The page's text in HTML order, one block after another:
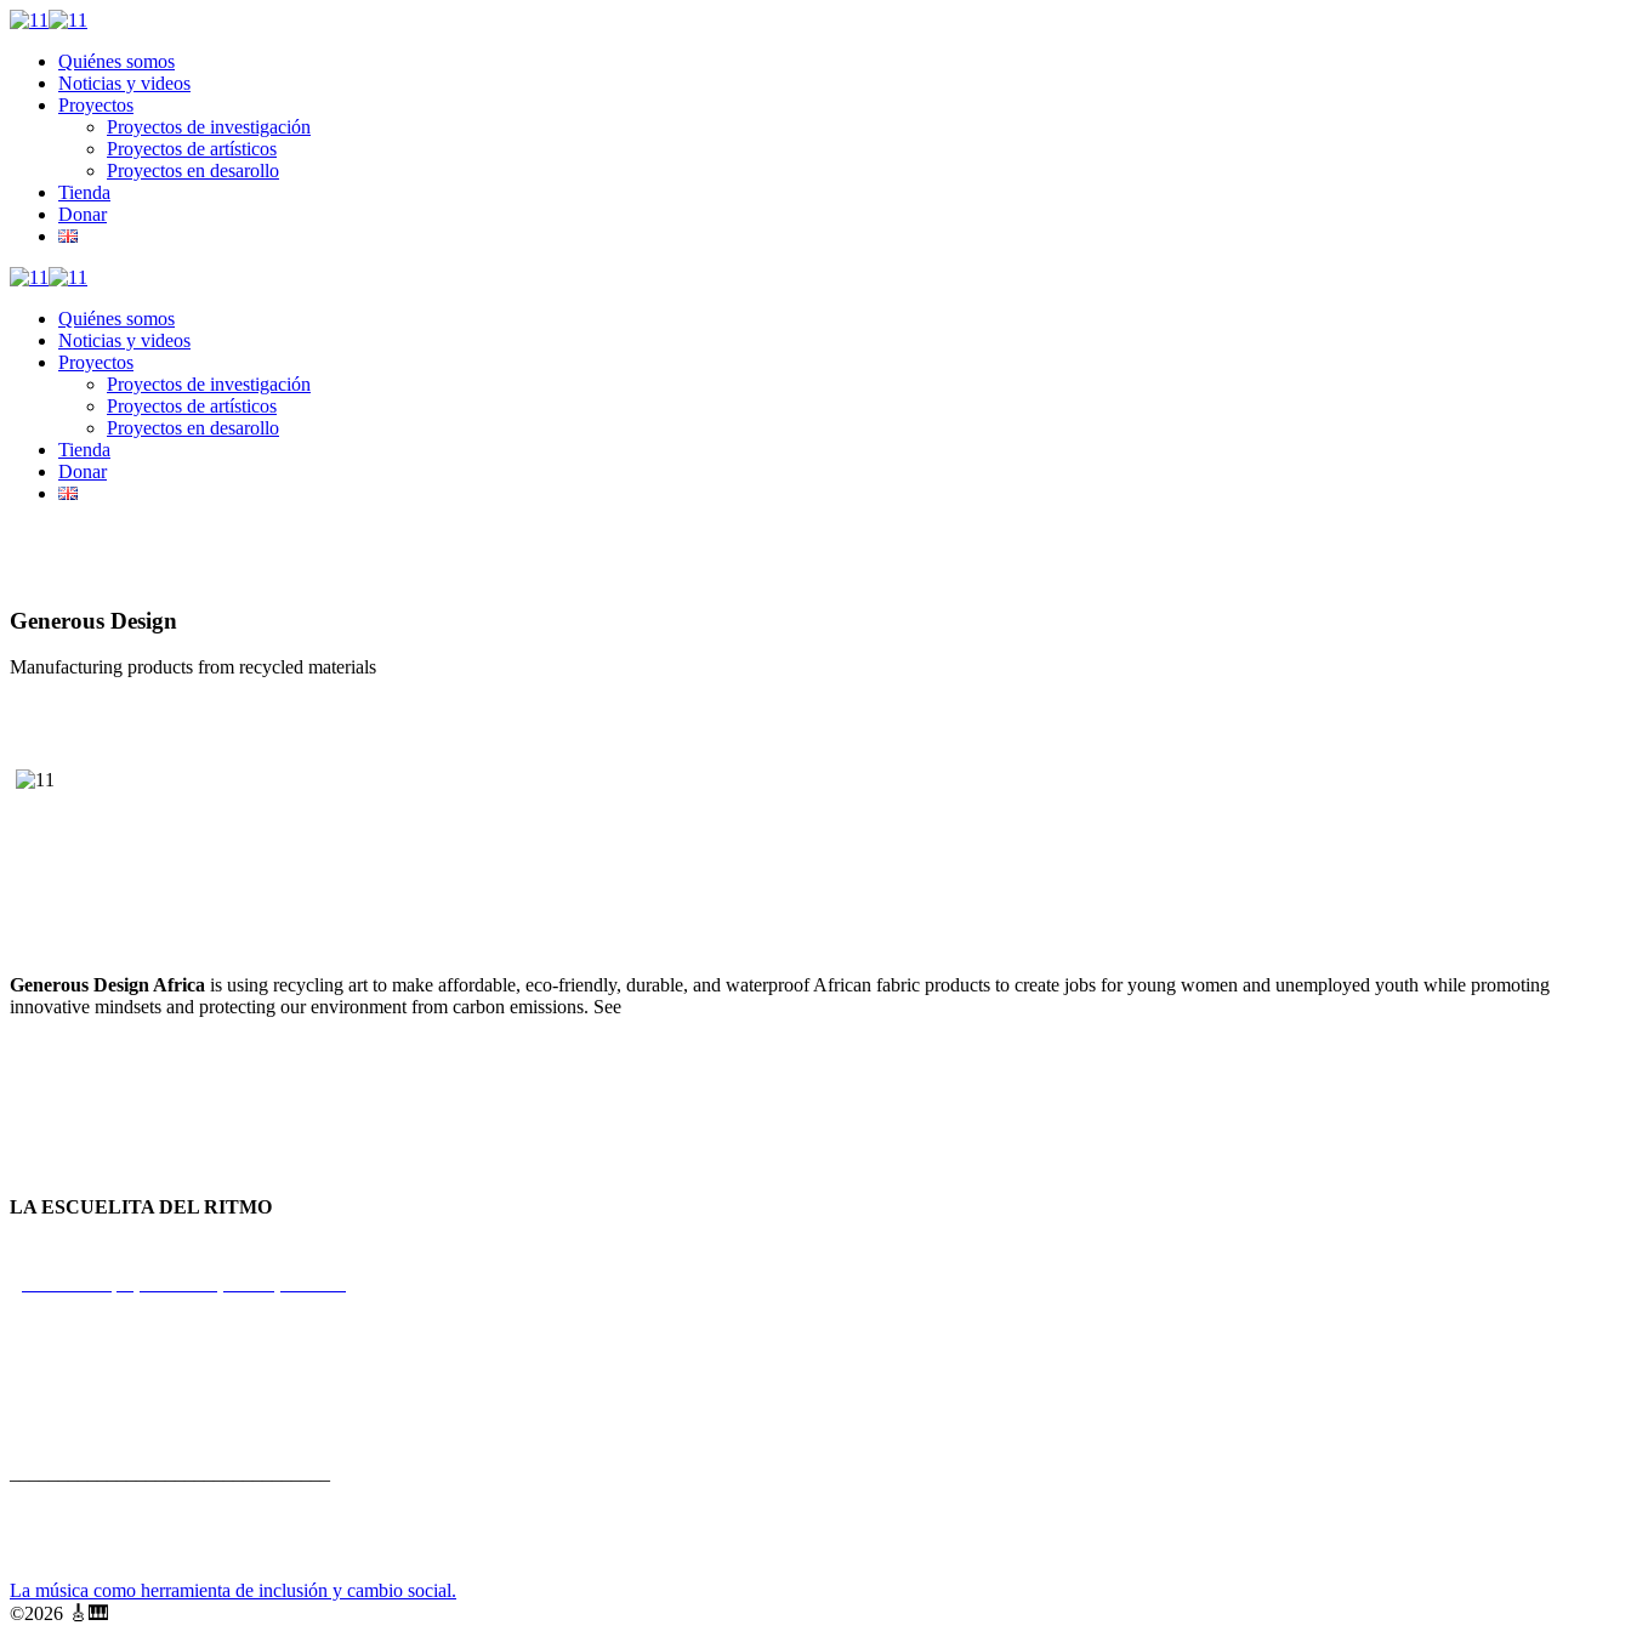
Quiénes somos
Noticias y videos
Proyectos
Proyectos de investigación
Proyectos de artísticos
Proyectos en desarollo
Tienda
Donar
Quiénes somos
Noticias y videos
Proyectos
Proyectos de investigación
Proyectos de artísticos
Proyectos en desarollo
Tienda
Donar
Generous Design
Manufacturing products from recycled materials
Generous Design Africa is using recycling art to make affordable, eco-friendly, durable, and waterproof African fabric products to create jobs for young women and unemployed youth while promoting
innovative mindsets and protecting our environment from carbon emissions. See
LA ESCUELITA DEL RITMO
La música como herramienta de inclusión y cambio social.
©2026 🎸 🎹